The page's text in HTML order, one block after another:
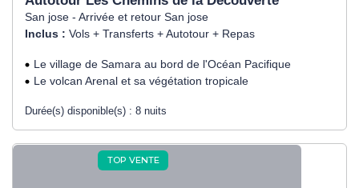
San jose - Arrivée et retour San jose
Inclus : Vols + Transferts + Autotour + Repas
Le village de Samara au bord de l'Océan Pacifique
Le volcan Arenal et sa végétation tropicale
Durée(s) disponible(s) : 8 nuits
TOP VENTE